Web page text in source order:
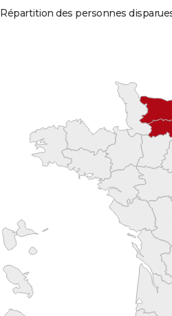
Répartition des personnes